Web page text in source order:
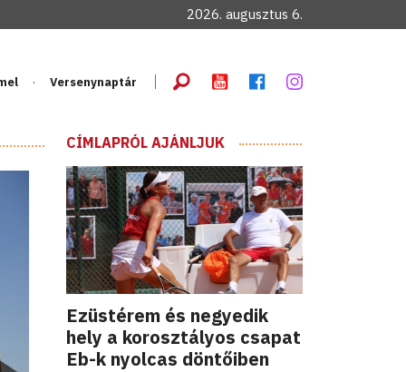
2026. augusztus 6.
Versenynaptár
CÍMLAPRÓL AJÁNLJUK
Ezüstérem és negyedik
hely a korosztályos csapat
Eb-k nyolcas döntőiben